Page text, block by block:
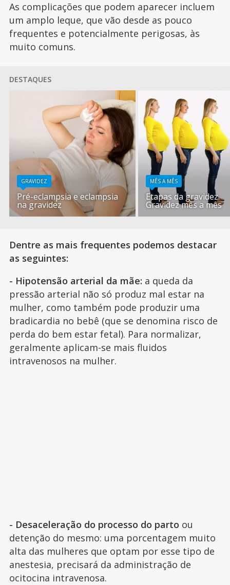
As complicações que podem aparecer incluem
um amplo leque, que vão desde as pouco
frequentes e potencialmente perigosas, às
muito comuns.
DESTAQUES
GRAVIDEZ
Pré-eclampsia e eclampsia
na gravidez
MÊS A MÊS
Etapas da gravidez.
Gravidez mês a mês
Dentre as mais frequentes podemos destacar
as seguintes:
- Hipotensão arterial da mãe: a queda da
pressão arterial não só produz mal estar na
mulher, como também pode produzir uma
bradicardia no bebê (que se denomina risco de
perda do bem estar fetal). Para normalizar,
geralmente aplicam-se mais fluidos
intravenosos na mulher.
- Desaceleração do processo do parto ou
detenção do mesmo: uma porcentagem muito
alta das mulheres que optam por esse tipo de
anestesia, precisará da administração de
ocitocina intravenosa.